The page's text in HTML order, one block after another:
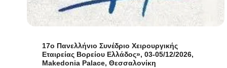
17ο Πανελλήνιο Συνέδριο Χειρουργικής
Εταιρείας Βορείου Ελλάδος», 03-05/12/2026,
Makedonia Palace, Θεσσαλονίκη